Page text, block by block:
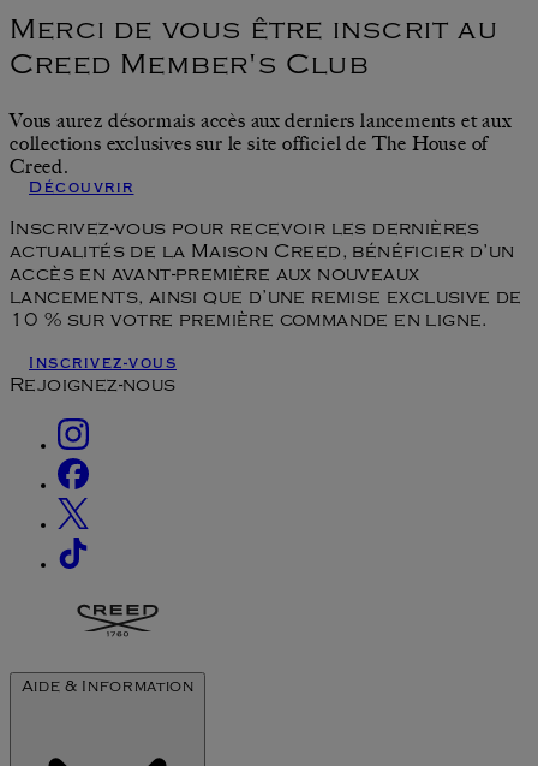
Merci de vous être inscrit au
Creed Member's Club
Vous aurez désormais accès aux derniers lancements et aux
collections exclusives sur le site officiel de The House of
Creed.
Découvrir
Inscrivez-vous pour recevoir les dernières
actualités de la Maison Creed, bénéficier d’un
accès en avant-première aux nouveaux
lancements, ainsi que d’une remise exclusive de
10 % sur votre première commande en ligne.
Inscrivez-vous
Rejoignez-nous
Aide & Information